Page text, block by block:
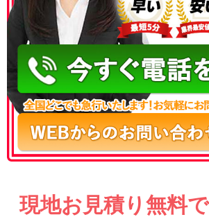
050-3177-
現地お見積り無料